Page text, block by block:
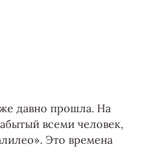
давно прошла. На
всеми человек,
Это времена